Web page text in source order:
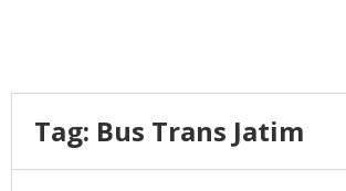
Tag: Bus Trans Jatim